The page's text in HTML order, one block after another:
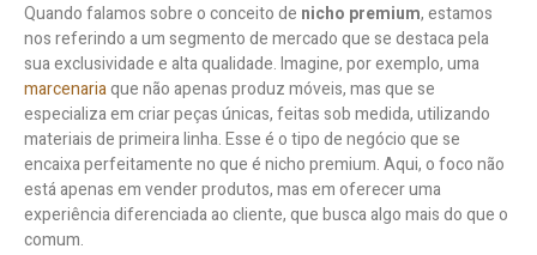
Quando falamos sobre o conceito de nicho premium, estamos
nos referindo a um segmento de mercado que se destaca pela
sua exclusividade e alta qualidade. Imagine, por exemplo, uma
marcenariaque não apenas produz móveis, mas que se
especializa em criar peças únicas, feitas sob medida, utilizando
materiais de primeira linha. Esse é o tipo de negócio que se
encaixa perfeitamente no que é nicho premium. Aqui, o foco não
está apenas em vender produtos, mas em oferecer uma
experiência diferenciada ao cliente, que busca algo mais do que o
comum.